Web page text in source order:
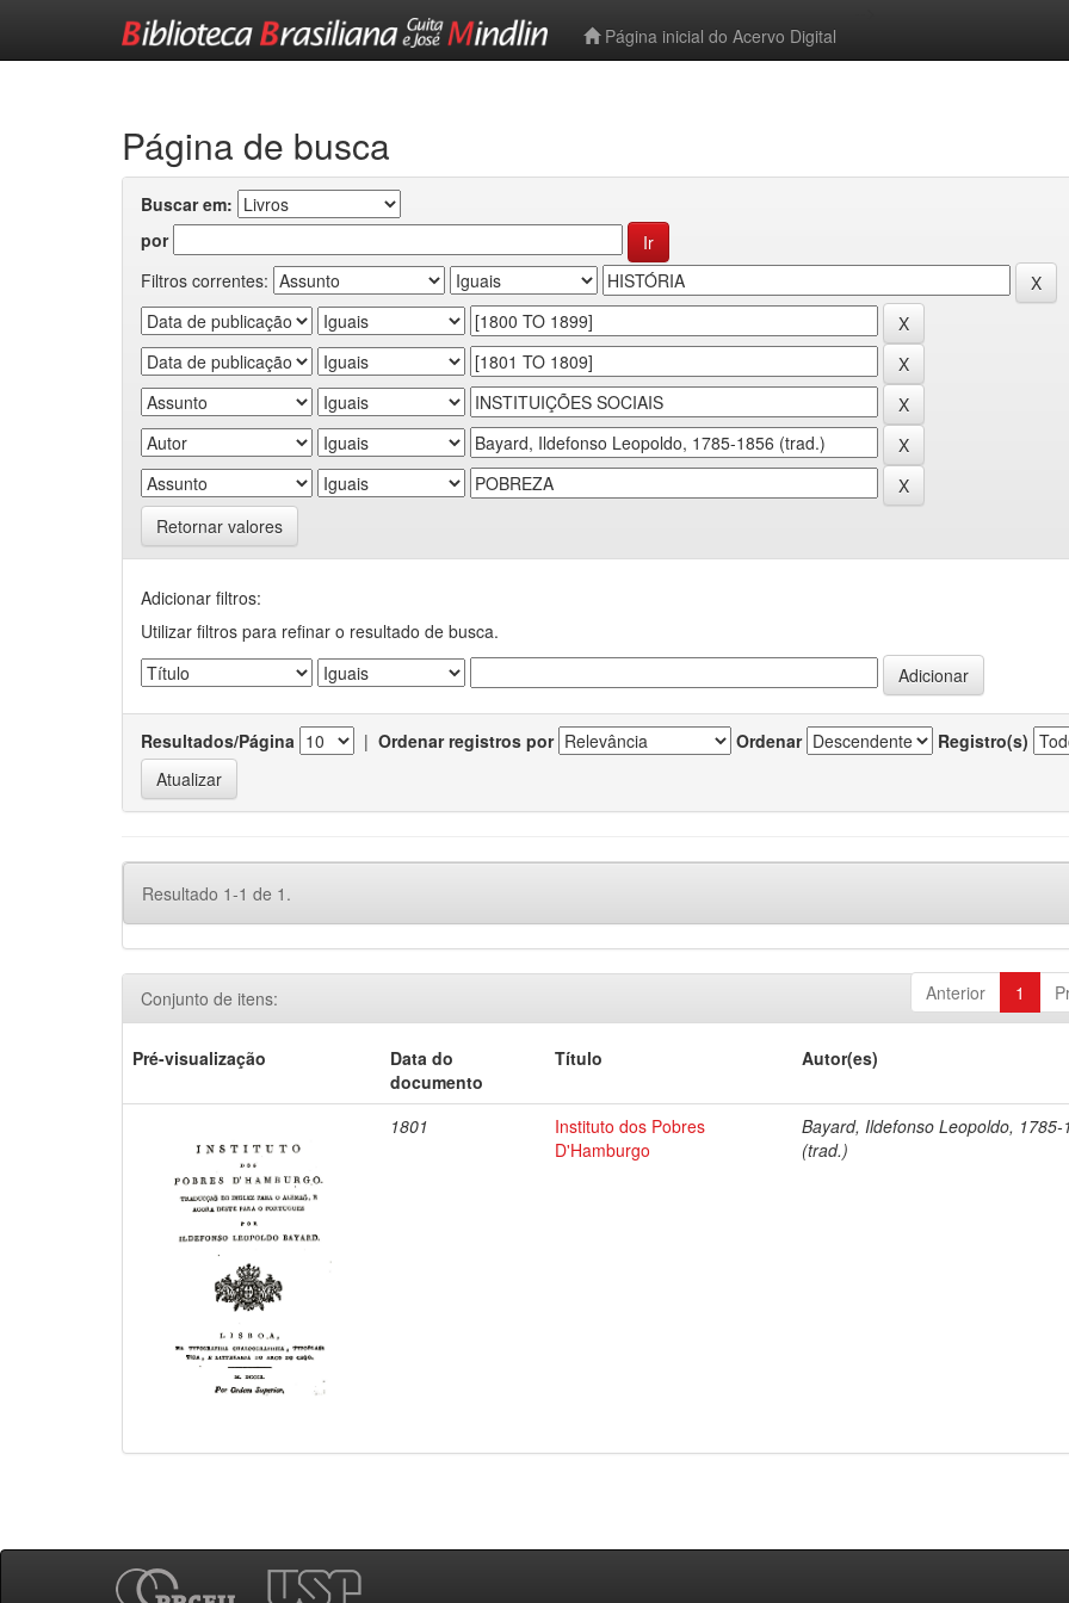
Página inicial do Acervo Digital
Página de busca
Buscar em:
por
Filtros correntes:
Retornar valores
Adicionar filtros:
Utilizar filtros para refinar o resultado de busca.
Resultados/Página | Ordenar registros por Ordenar Registro(s)
Resultado 1-1 de 1.
Anterior 1
Conjunto de itens:
Pré-visualização
Data do
documento
Título Autor(es)
1801
Instituto dos Pobres
D'Hamburgo
Bayard, Ildefonso Leopoldo, 1785-
(trad.)